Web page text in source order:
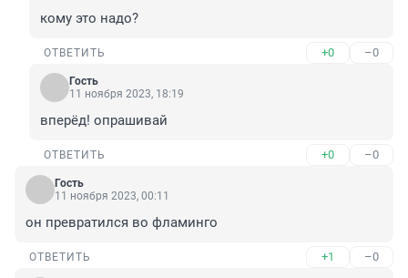
кому это надо?
ОТВЕТИТЬ +0 –0
Гость
11 ноября 2023, 18:19
вперёд! опрашивай
ОТВЕТИТЬ +0 –0
Гость
11 ноября 2023, 00:11
он превратился во фламинго
ОТВЕТИТЬ +1 –0